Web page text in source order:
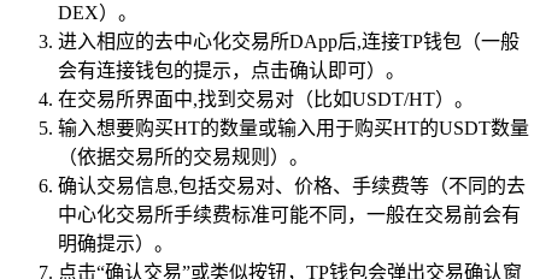
DEX）。
进入相应的去中心化交易所DApp后,连接TP钱包（一般
会有连接钱包的提示，点击确认即可）。
在交易所界面中,找到交易对（比如USDT/HT）。
输入想要购买HT的数量或输入用于购买HT的USDT数量
（依据交易所的交易规则）。
确认交易信息,包括交易对、价格、手续费等（不同的去
中心化交易所手续费标准可能不同，一般在交易前会有
明确提示）。
点击“确认交易”或类似按钮，TP钱包会弹出交易确认窗